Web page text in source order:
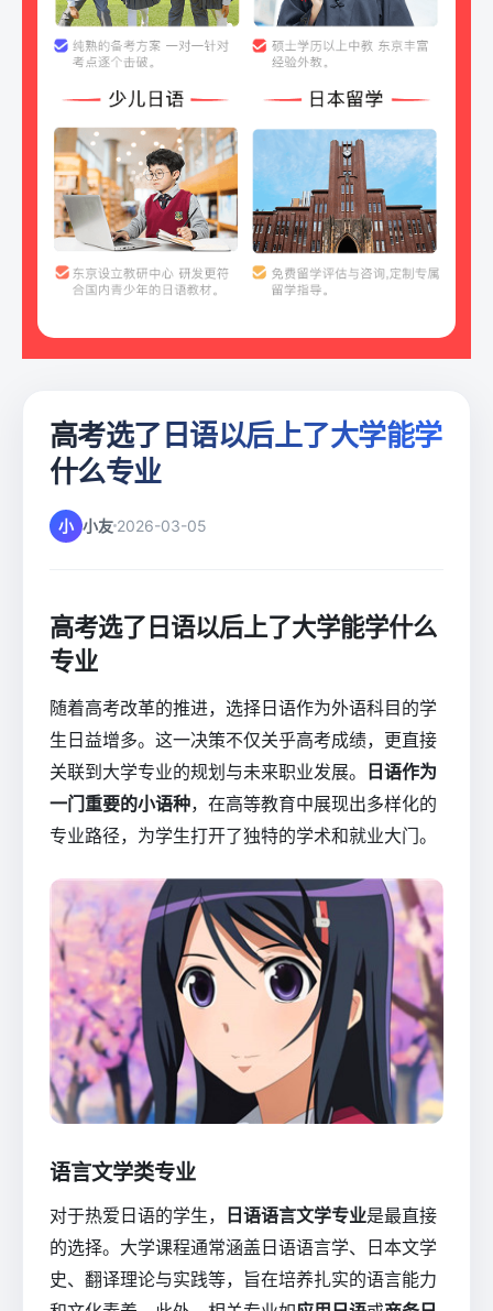
高考选了日语以后上了大学能学
什么专业
小 小友 2026-03-05
高考选了日语以后上了大学能学什么
专业
随着高考改革的推进，选择日语作为外语科目的学
生日益增多。这一决策不仅关乎高考成绩，更直接
关联到大学专业的规划与未来职业发展。
日语作为
一门重要的小语种，在高等教育中展现出多样化的
专业路径，为学生打开了独特的学术和就业大门。
语言文学类专业
对于热爱日语的学生， 日语语言文学专业是最直接
的选择。大学课程通常涵盖日语语言学、日本文学
史、翻译理论与实践等，旨在培养扎实的语言能力